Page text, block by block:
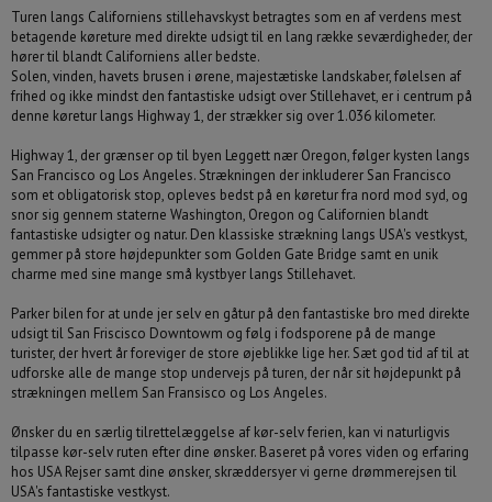
EVENTYRET VENTER DIG BESTIL TILBUD
Turen langs Californiens stillehavskyst betragtes som en af verdens mest
betagende køreture med direkte udsigt til en lang række seværdigheder, der
hører til blandt Californiens aller bedste.
Solen, vinden, havets brusen i ørene, majestætiske landskaber, følelsen af
frihed og ikke mindst den fantastiske udsigt over Stillehavet, er i centrum på
denne køretur langs Highway 1, der strækker sig over 1.036 kilometer.
Highway 1, der grænser op til byen Leggett nær Oregon, følger kysten langs
San Francisco og Los Angeles. Strækningen der inkluderer San Francisco
som et obligatorisk stop, opleves bedst på en køretur fra nord mod syd, og
snor sig gennem staterne Washington, Oregon og Californien blandt
fantastiske udsigter og natur. Den klassiske strækning langs USA's vestkyst,
gemmer på store højdepunkter som Golden Gate Bridge samt en unik
charme med sine mange små kystbyer langs Stillehavet.
Parker bilen for at unde jer selv en gåtur på den fantastiske bro med direkte
udsigt til San Friscisco Downtowm og følg i fodsporene på de mange
turister, der hvert år foreviger de store øjeblikke lige her. Sæt god tid af til at
udforske alle de mange stop undervejs på turen, der når sit højdepunkt på
strækningen mellem San Fransisco og Los Angeles.
Ønsker du en særlig tilrettelæggelse af kør-selv ferien, kan vi naturligvis
tilpasse kør-selv ruten efter dine ønsker. Baseret på vores viden og erfaring
hos USA Rejser samt dine ønsker, skræddersyer vi gerne drømmerejsen til
USA's fantastiske vestkyst.